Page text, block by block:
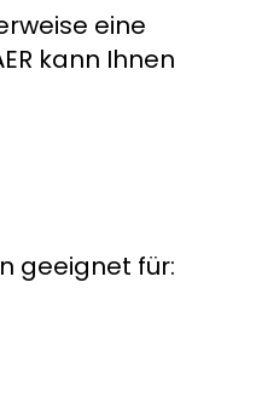
eine
kann Ihnen
geeignet für: